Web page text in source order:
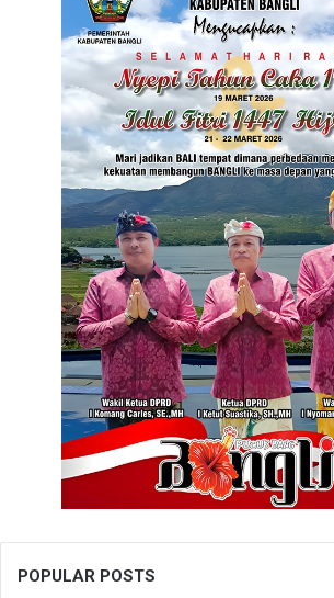
POPULAR POSTS